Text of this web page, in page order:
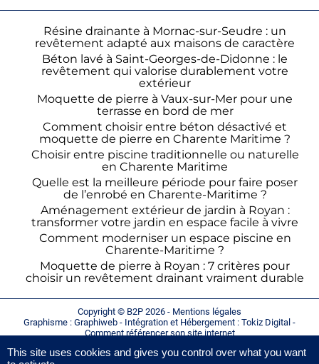
Résine drainante à Mornac-sur-Seudre : un
revêtement adapté aux maisons de caractère
Béton lavé à Saint-Georges-de-Didonne : le
revêtement qui valorise durablement votre
extérieur
Moquette de pierre à Vaux-sur-Mer pour une
terrasse en bord de mer
Comment choisir entre béton désactivé et
moquette de pierre en Charente Maritime ?
Choisir entre piscine traditionnelle ou naturelle
en Charente Maritime
Quelle est la meilleure période pour faire poser
de l’enrobé en Charente-Maritime ?
Aménagement extérieur de jardin à Royan :
transformer votre jardin en espace facile à vivre
Comment moderniser un espace piscine en
Charente-Maritime ?
Moquette de pierre à Royan : 7 critères pour
choisir un revêtement drainant vraiment durable
Copyright © B2P 2026 - Mentions légales
Graphisme : Graphiweb - Intégration et Hébergement : Tokiz Digital -
Comment référencer son site internet
This site uses cookies and gives you control over what you want